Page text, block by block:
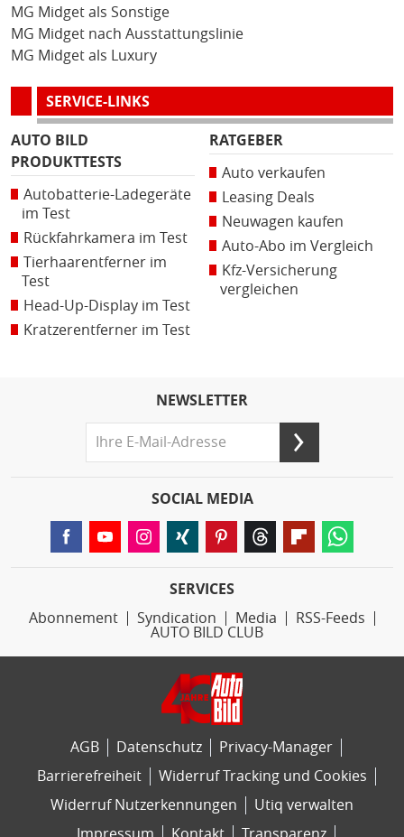
MG Midget als Sonstige
MG Midget nach Ausstattungslinie
MG Midget als Luxury
SERVICE-LINKS
AUTO BILD
PRODUKTTESTS
Autobatterie-Ladegeräte
im Test
Rückfahrkamera im Test
Tierhaarentferner im
Test
Head-Up-Display im Test
Kratzerentferner im Test
RATGEBER
Auto verkaufen
Leasing Deals
Neuwagen kaufen
Auto-Abo im Vergleich
Kfz-Versicherung
vergleichen
NEWSLETTER
SOCIAL MEDIA
SERVICES
Abonnement
Syndication Media
RSS-Feeds
AUTO BILD CLUB
AGB Datenschutz
Privacy-Manager
Barrierefreiheit
Widerruf Tracking und Cookies
Widerruf Nutzerkennungen
Utiq verwalten
Impressum
Kontakt Transparenz